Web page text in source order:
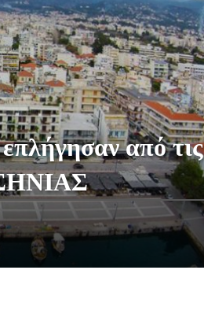
από τις